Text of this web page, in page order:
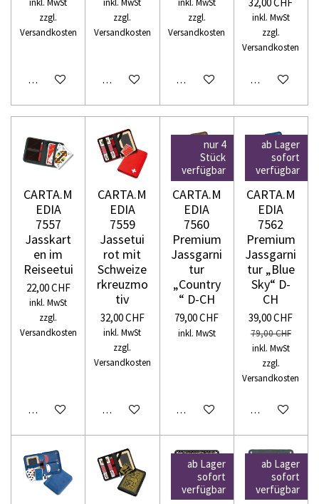
inkl. MwSt
zzgl.
Versandkosten
In den Warenkorb
inkl. MwSt
zzgl.
Versandkosten
In den Warenkorb
inkl. MwSt
zzgl.
Versandkosten
In den Warenkorb
inkl. MwSt
zzgl.
Versandkosten
In den
CARTA.M
EDIA
7557
Jasskart
en im
Reiseetui
22,00 CHF
inkl. MwSt
zzgl.
Versandkosten
In den Warenkorb
CARTA.M
EDIA
7559
Jassetui
rot mit
Schweize
rkreuzmo
tiv
32,00 CHF
inkl. MwSt
zzgl.
Versandkosten
In den Warenkorb
nur 4
Stück
verfügbar
CARTA.M
EDIA
7560
Premium
Jassgarni
tur
„Country
“ D-CH
79,00 CHF
inkl. MwSt
In den Warenkorb
ab Lager
sofort
verfügbar
CARTA.M
EDIA
7562
Premium
Jassgarni
tur „Blue
Sky“ D-
CH
39,00 CHF
79,00 CHF
inkl. MwSt
zzgl.
Versandkosten
In den
ab Lager
sofort
verfügbar
ab Lager
sofort
verfügbar